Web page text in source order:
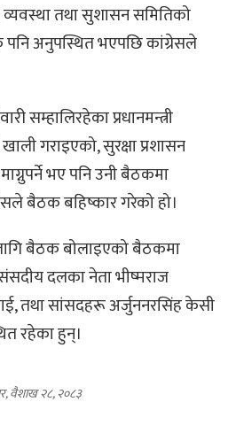
व्यवस्था तथा सुशासन समितिको
पनि अनुपस्थित भएपछि कांग्रेसले
सम्हालिरहेका प्रधानमन्त्री
गराइएको, सुरक्षा प्रशासन
भए पनि उनी बैठकमा
बैठक बहिष्कार गरेको हो।
बैठक बोलाइएको बैठकमा
संसदीय दलका नेता भीष्मराज
तथा सांसदहरू अर्जुननरसिंह केसी
रहेका हुन्।
वैशाख २८, २०८३